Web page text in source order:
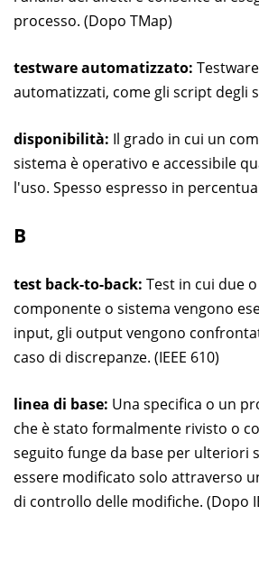
processo. (Dopo TMap)
testware automatizzato:
automatizzati, come gli script degli
disponibilità: Il grado in cui un
sistema è operativo e accessibile
l'uso. Spesso espresso in
B
test back-to-back: Test in cui due
componente o sistema vengono
input, gli output vengono
caso di discrepanze. (IEEE 610)
linea di base: Una specifica o un
che è stato formalmente rivisto o
seguito funge da base per ulteriori
essere modificato solo attraverso
di controllo delle modifiche. (Dopo